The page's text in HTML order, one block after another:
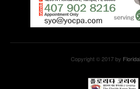
Copyright © 2017 by